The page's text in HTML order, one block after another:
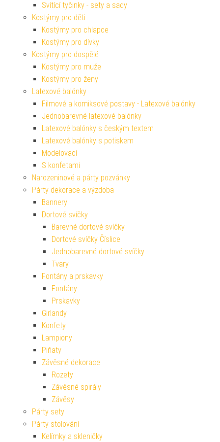
Svítící tyčinky - sety a sady
Kostýmy pro děti
Kostýmy pro chlapce
Kostýmy pro dívky
Kostýmy pro dospělé
Kostýmy pro muže
Kostýmy pro ženy
Latexové balónky
Filmové a komiksové postavy - Latexové balónky
Jednobarevné latexové balónky
Latexové balónky s českým textem
Latexové balónky s potiskem
Modelovací
S konfetami
Narozeninové a párty pozvánky
Párty dekorace a výzdoba
Bannery
Dortové svíčky
Barevné dortové svíčky
Dortové svíčky Číslice
Jednobarevné dortové svíčky
Tvary
Fontány a prskavky
Fontány
Prskavky
Girlandy
Konfety
Lampiony
Piňaty
Závěsné dekorace
Rozety
Závěsné spirály
Závěsy
Párty sety
Párty stolování
Kelímky a skleničky